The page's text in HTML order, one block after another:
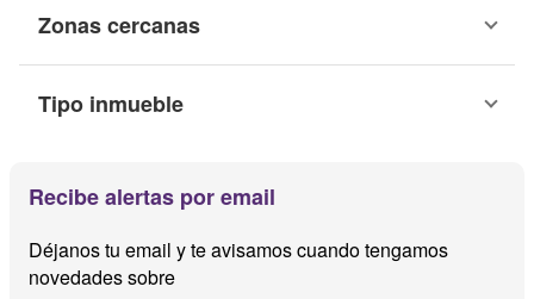
Zonas cercanas
Tipo inmueble
Recibe alertas por email
Déjanos tu email y te avisamos cuando tengamos
novedades sobre